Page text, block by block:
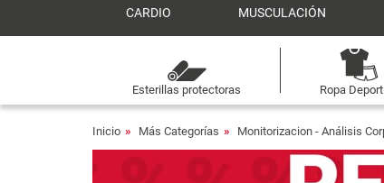
CARDIO MUSCULACIÓN
Esterillas protectoras Ropa
Inicio Más Categorías Monitorizacion - Análisis